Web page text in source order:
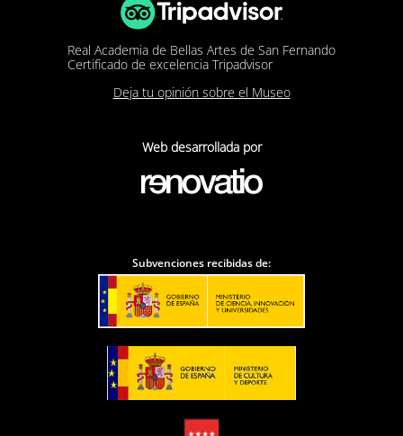
Real Academia de Bellas Artes de San Fernando
Certificado de excelencia Tripadvisor
Deja tu opinión sobre el Museo
Web desarrollada por
Subvenciones recibidas de: